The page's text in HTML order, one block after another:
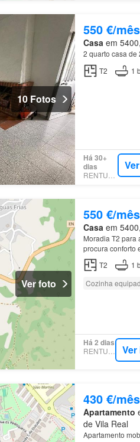
10 Fotos
550 €/mês
Casa em
2 quarto casa de
T2
1
Há 30+
dias
RENTUMO
Ver foto
550 €/mês
Casa em
Moradia T2 para
procura
T2
1
Cozinha
Há 2 dias
RENTUMO
430 €/mês
Apartamento
de Vila Real
Apartamento